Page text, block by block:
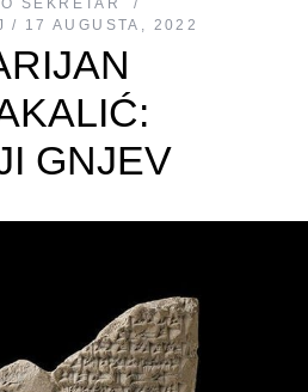
SEKRETAR
17 AUGUSTA, 2022
GNJEV